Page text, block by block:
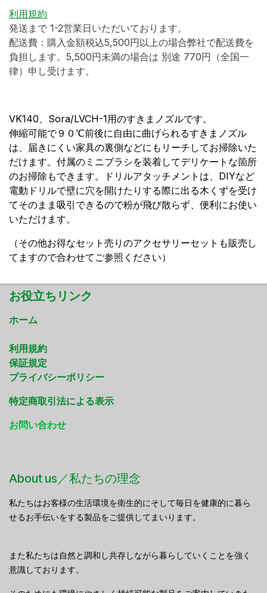
利用規約
発送まで 1-2営業日いただいております。
配送費：購入金額税込5,500円以上の場合弊社で配送費を
負担します。5,500円未満の場合は 別途 770円（全国一
律）申し受けます。
VK140、Sora/LVCH-1用のすきまノズルです。
伸縮可能で９０℃前後に自由に曲げられるすきまノズル
は、届きにくい家具の裏側などにもリーチしてお掃除いた
だけます。付属のミニブラシを装着してデリケートな箇所
のお掃除もできます。ドリルアタッチメントは、DIYなど
電動ドリルで壁に穴を開けたりする際に出る木くずを受け
てそのまま吸引できるので粉が飛び散らず、便利にお使い
いただけます。
（その他お得なセット売りのアクセサリーセットも販売し
てますので合わせてご参照ください）
お役立ちリンク
ホーム
利用規約
保証規定
プライバシーポリシー
特定商取引法による表示
お問い合わせ
About us／私たちの理念
私たちはお客様の生活環境を衛生的にそして毎日を健康的に暮ら
せるお手伝いをする製品をご提供してまいります。
また私たちは自然と調和し共存しながら暮らしていくことを強く
意識しております。